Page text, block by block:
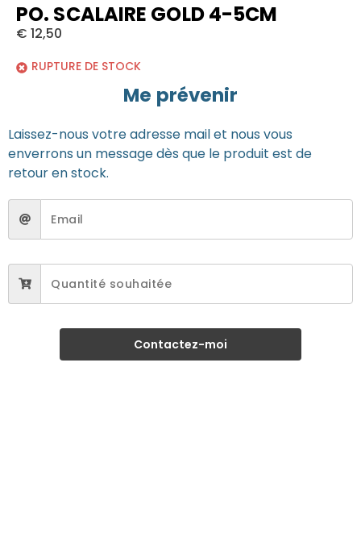
PO. SCALAIRE GOLD 4-5CM
€ 12,50
RUPTURE DE STOCK
Me prévenir
Laissez-nous votre adresse mail et nous vous
enverrons un message dès que le produit est de
retour en stock.
Contactez-moi